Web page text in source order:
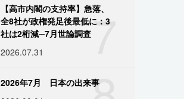
7
【高市内閣の支持率】急落、
全8社が政権発足後最低に：3
社は2桁減─7月世論調査
2026.07.31
2026年7月 日本の出来事